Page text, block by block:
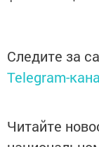
Следите за
Telegram-
Читайте